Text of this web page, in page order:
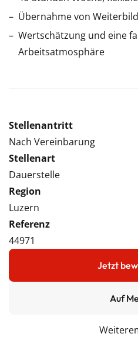
Übernahme von
Wertschätzung und eine
Arbeitsatmosphäre
Stellenantritt
Nach Vereinbarung
Stellenart
Dauerstelle
Region
Luzern
Referenz
44971
Jetzt
Auf